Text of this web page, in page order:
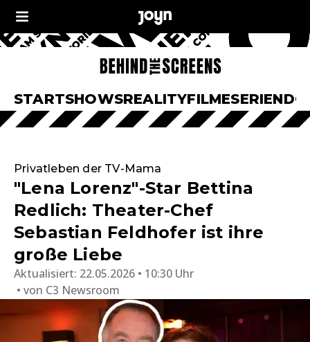
STARTSHOWSREALITYFILMESERIEN
Privatleben der TV-Mama
"Lena Lorenz"-Star Bettina
Redlich: Theater-Chef
Sebastian Feldhofer ist ihre
große Liebe
Aktualisiert: 22.05.2026 • 10:30 Uhr
von C3 Newsroom